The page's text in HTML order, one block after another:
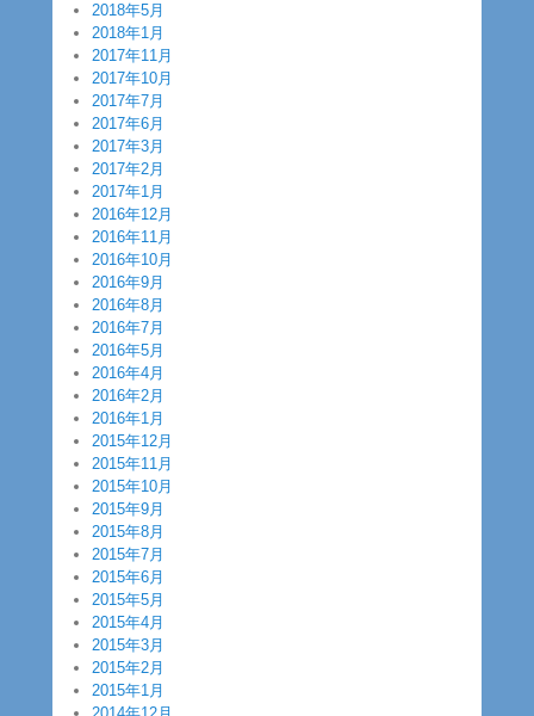
2018年5月
2018年1月
2017年11月
2017年10月
2017年7月
2017年6月
2017年3月
2017年2月
2017年1月
2016年12月
2016年11月
2016年10月
2016年9月
2016年8月
2016年7月
2016年5月
2016年4月
2016年2月
2016年1月
2015年12月
2015年11月
2015年10月
2015年9月
2015年8月
2015年7月
2015年6月
2015年5月
2015年4月
2015年3月
2015年2月
2015年1月